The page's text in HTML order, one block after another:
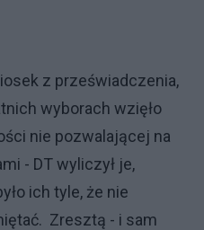
z przeświadczenia,
wyborach wzięło
nie pozwalającej na
- DT wyliczył je,
ich tyle, że nie
Zresztą - i sam